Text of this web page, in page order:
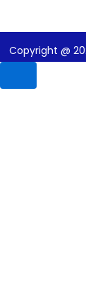
Copyright @